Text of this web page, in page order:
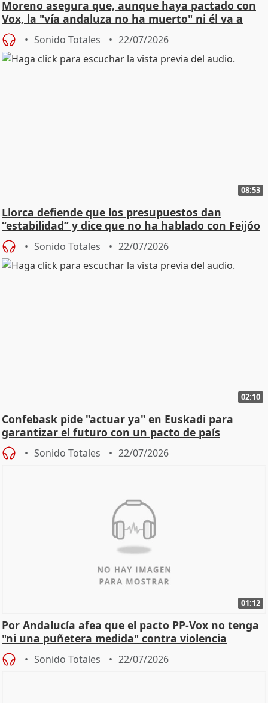
Moreno asegura que, aunque haya pactado con
Vox, la "vía andaluza no ha muerto" ni él va a
"cambiar"
Sonido Totales 22/07/2026
08:53
Llorca defiende que los presupuestos dan
“estabilidad” y dice que no ha hablado con Feijóo
Sonido Totales 22/07/2026
02:10
Confebask pide "actuar ya" en Euskadi para
garantizar el futuro con un pacto de país
Sonido Totales 22/07/2026
01:12
Por Andalucía afea que el pacto PP-Vox no tenga
"ni una puñetera medida" contra violencia
machista
Sonido Totales 22/07/2026